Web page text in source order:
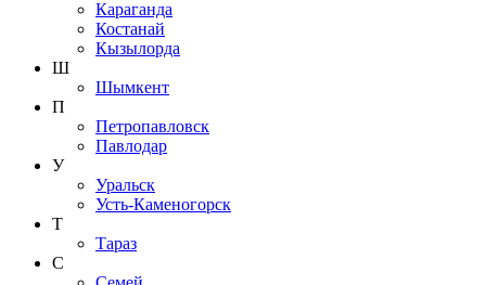
Караганда
Костанай
Кызылорда
Ш
Шымкент
П
Петропавловск
Павлодар
У
Уральск
Усть-Каменогорск
Т
Тараз
С